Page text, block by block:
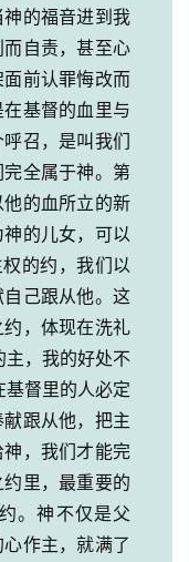
的福音进到我
自责，甚至心
前认罪悔改而
基督的血里与
召，是叫我们
全属于神。第
的血所立的新
的儿女，可以
的约，我们以
己跟从他。这
，体现在洗礼
主，我的好处不
基督里的人必定
跟从他，把主
，我们才能完
里，最重要的
。神不仅是父
作主，就满了